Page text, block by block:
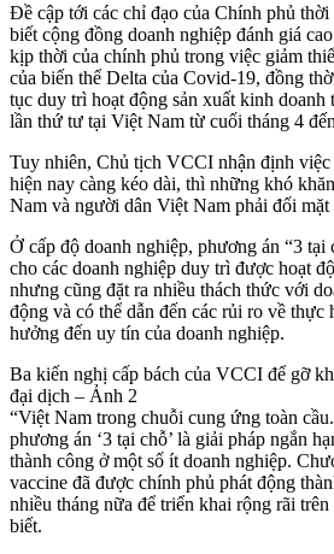
Đề cập tới các chỉ đạo của Chính phủ
biết cộng đồng doanh nghiệp đánh giá
kịp thời của chính phủ trong việc giảm
của biến thể Delta của Covid-19, đồng
tục duy trì hoạt động sản xuất kinh doanh
lần thứ tư tại Việt Nam từ cuối tháng 4
Tuy nhiên, Chủ tịch VCCI nhận định việc
hiện nay càng kéo dài, thì những khó
Nam và người dân Việt Nam phải đối mặt
Ở cấp độ doanh nghiệp, phương án “3 tại
cho các doanh nghiệp duy trì được hoạt
nhưng cũng đặt ra nhiều thách thức với
động và có thể dẫn đến các rủi ro về thực
hưởng đến uy tín của doanh nghiệp.
Ba kiến nghị cấp bách của VCCI để gỡ
đại dịch – Ảnh 2
“Việt Nam trong chuỗi cung ứng toàn
phương án ‘3 tại chỗ’ là giải pháp ngắn
thành công ở một số ít doanh nghiệp.
vaccine đã được chính phủ phát động
nhiều tháng nữa để triển khai rộng rãi
biết.